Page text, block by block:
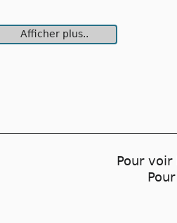
Afficher plus..
Pour voir